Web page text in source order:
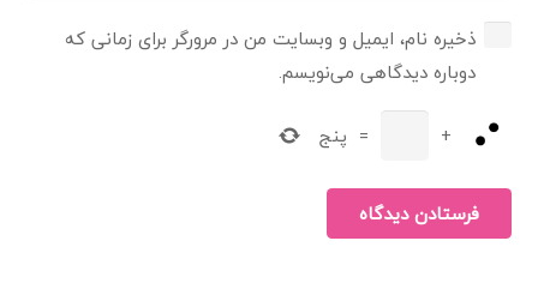
ذخیره نام، ایمیل و وبسایت من در مرورگر برای زمانی که
دوباره دیدگاهی می‌نویسم.
+
= پنج
فرستادن دیدگاه